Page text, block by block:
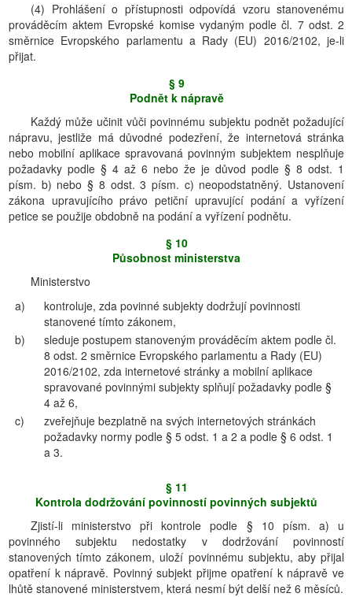
(4) Prohlášení o přístupnosti odpovídá vzoru stanovenému
prováděcím aktem Evropské komise vydaným podle čl. 7 odst. 2
směrnice Evropského parlamentu a Rady (EU) 2016/2102, je-li
přijat.
§ 9
Podnět k nápravě
Každý může učinit vůči povinnému subjektu podnět požadující
nápravu, jestliže má důvodné podezření, že internetová stránka
nebo mobilní aplikace spravovaná povinným subjektem nesplňuje
požadavky podle § 4 až 6 nebo že je důvod podle § 8 odst. 1
písm. b) nebo § 8 odst. 3 písm. c) neopodstatněný. Ustanovení
zákona upravujícího právo petiční upravující podání a vyřízení
petice se použije obdobně na podání a vyřízení podnětu.
§ 10
Působnost ministerstva
Ministerstvo
a)
kontroluje, zda povinné subjekty dodržují povinnosti
stanovené tímto zákonem,
b)
sleduje postupem stanoveným prováděcím aktem podle čl.
8 odst. 2 směrnice Evropského parlamentu a Rady (EU)
2016/2102, zda internetové stránky a mobilní aplikace
spravované povinnými subjekty splňují požadavky podle §
4 až 6,
c)
zveřejňuje bezplatně na svých internetových stránkách
požadavky normy podle § 5 odst. 1 a 2 a podle § 6 odst. 1
a 3.
§ 11
Kontrola dodržování povinností povinných subjektů
Zjistí-li ministerstvo při kontrole podle § 10 písm. a) u
povinného subjektu nedostatky v dodržování povinností
stanovených tímto zákonem, uloží povinnému subjektu, aby přijal
opatření k nápravě. Povinný subjekt přijme opatření k nápravě ve
lhůtě stanovené ministerstvem, která nesmí být delší než 6 měsíců.